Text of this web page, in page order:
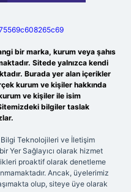
bir marka, kurum veya şahıs
Sitede yalnızca kendi
Burada yer alan içerikler
kurum ve kişiler hakkında
ve kişiler ile isim
bilgiler taslak
Teknolojileri ve İletişim
Yer Sağlayıcı olarak hizmet
proaktif olarak denetleme
Ancak, üyelerimiz
olup, siteye üye olarak